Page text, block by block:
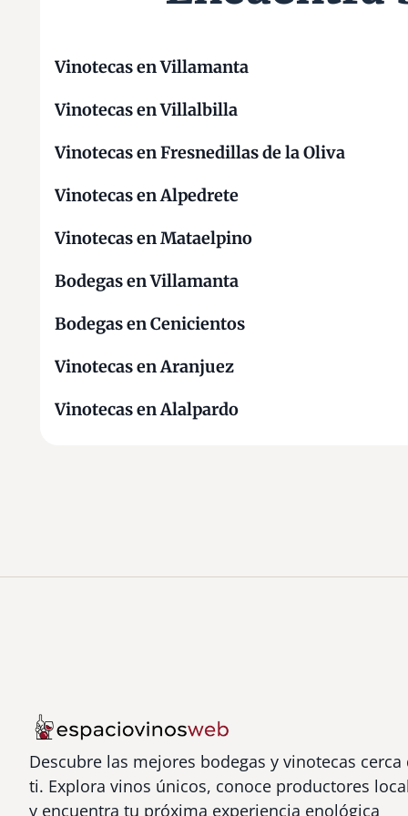
ñ
Vinotecas en Villamanta
Vinotecas en Villalbilla
Vinotecas en Fresnedillas de la Oliva
Vinotecas en Alpedrete
Vinotecas en Mataelpino
Bodegas en Villamanta
Bodegas en Cenicientos
Vinotecas en Aranjuez
Vinotecas en Alalpardo
Descubre las mejores bodegas y vinotecas cerca
ti. Explora vinos únicos, conoce productores
y encuentra tu próxima experiencia enológica